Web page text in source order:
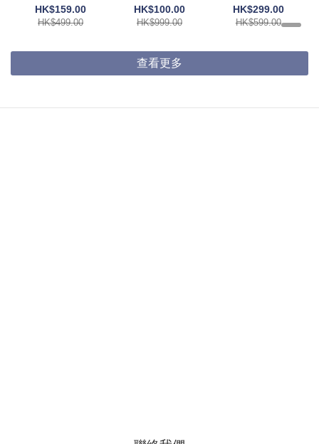
筋腰 腰25-31
HIP40 長40.5
HK$159.00
HK$499.00
根褲 腰26-30
長15 HiP38
HK$100.00
HK$999.00
$599 [ DP]
HK$299.00
HK$599.00
查看更多